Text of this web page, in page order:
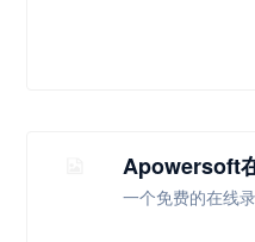
Apowersoft
一个免费的在线